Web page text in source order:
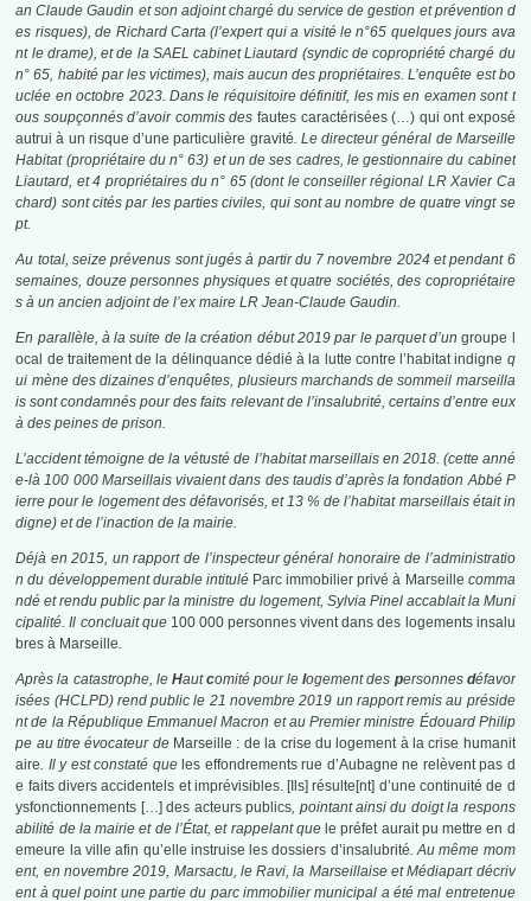
an Claude Gaudin et son adjoint chargé du service de gestion et prévention d
es risques), de Richard Carta (l’expert qui a visité le n°65 quelques jours ava
nt le drame), et de la SAEL cabinet Liautard (syndic de copropriété chargé du
n° 65, habité par les victimes), mais aucun des propriétaires. L’enquête est bo
uclée enoctobre 2023. Dans le réquisitoire définitif, les mis en examen sont t
ous soupçonnés d’avoir commis des fautes caractérisées (…) qui ont exposé
autrui à un risque d’une particulière gravité. Le directeur général de Marseille
Habitat (propriétaire du n° 63) et un de ses cadres, le gestionnaire du cabinet
Liautard, et 4 propriétaires du n° 65 (dont le conseiller régional LR Xavier Ca
chard) sont cités par les parties civiles, qui sont au nombre de quatre vingt se
pt.
Au total, seize prévenus sont jugés à partir du 7 novembre 2024 et pendant 6
semaines, douze personnes physiques et quatre sociétés, des copropriétaire
s à un ancien adjoint de l’ex maire LR Jean-Claude Gaudin.
En parallèle, à la suite de la création début 2019 par le parquet d’ungroupe l
ocal de traitement de la délinquance dédié à la lutte contre l’habitat indigne q
ui mène des dizaines d’enquêtes, plusieurs marchands de sommeil marseilla
is sont condamnés pour des faits relevant de l’insalubrité, certains d’entre eux
à des peines de prison.
L’accident témoigne de la vétusté de l’habitat marseillais en 2018. (cette anné
e-là 100 000 Marseillais vivaient dans des taudis d’après la fondation Abbé P
ierre pour le logement des défavorisés, et 13 % de l’habitat marseillais était in
digne) et de l’inaction de la mairie.
Déjà en 2015, un rapport de l’inspecteur général honoraire de l’administratio
n du développement durable intitulé Parc immobilier privé à Marseille comma
ndé et rendu public par la ministre du logement, Sylvia Pinel accablait la Muni
cipalité. Il concluait que 100 000 personnes vivent dans des logements insalu
bres à Marseille.
Après la catastrophe, le Hautcomité pour lelogement des personnes défavor
isées (HCLPD) rend public le 21 novembre 2019 un rapport remis au préside
nt de la République Emmanuel Macron et au Premier ministre Édouard Philip
pe au titre évocateur de Marseille : de la crise du logement à la crise humanit
aire. Il y est constaté que les effondrements rue d’Aubagne ne relèvent pas d
e faits divers accidentels et imprévisibles. [Ils] résulte[nt] d’une continuité de d
ysfonctionnements […] des acteurs publics, pointant ainsi du doigt la respons
abilité de la mairie et de l’État, et rappelant que le préfet aurait pu mettre en d
emeure la ville afin qu’elle instruise les dossiers d’insalubrité. Au même mom
ent, en novembre 2019, Marsactu, le Ravi, la Marseillaise et Médiapartdécriv
ent à quel point une partie du parc immobilier municipal a été mal entretenue